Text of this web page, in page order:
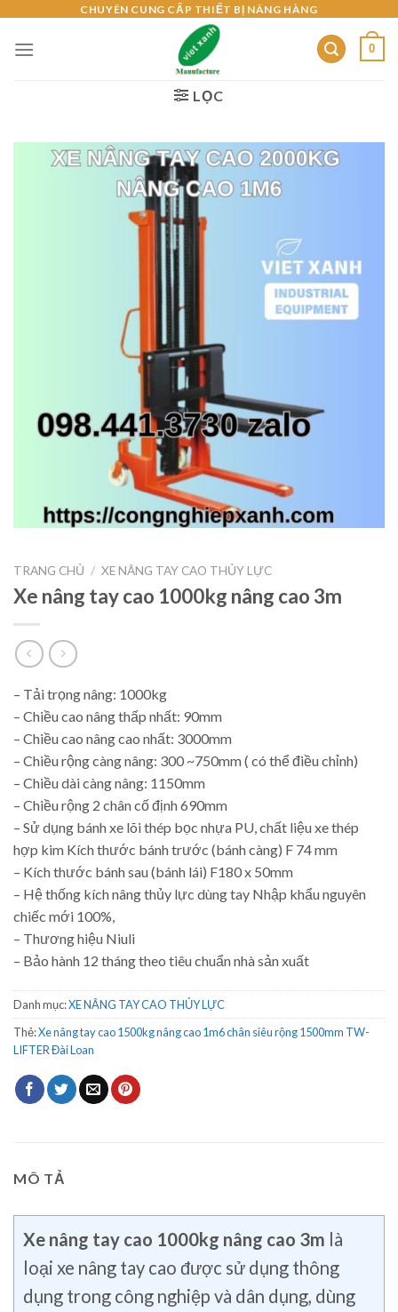
content
CHUYÊN CUNG CẤP THIẾT BỊ NÂNG HÀNG
0
LỌC
TRANG CHỦ / XE NÂNG TAY CAO THỦY LỰC
Xe nâng tay cao 1000kg nâng cao 3m
– Tải trọng nâng: 1000kg
– Chiều cao nâng thấp nhất: 90mm
– Chiều cao nâng cao nhất: 3000mm
– Chiều rộng càng nâng: 300 ~750mm ( có thể điều chỉnh)
– Chiều dài càng nâng: 1150mm
– Chiều rộng 2 chân cố định 690mm
– Sử dụng bánh xe lõi thép bọc nhựa PU, chất liệu xe thép
hợp kim Kích thước bánh trước (bánh càng) F 74 mm
– Kích thước bánh sau (bánh lái) F180 x 50mm
– Hệ thống kích nâng thủy lực dùng tay Nhập khẩu nguyên
chiếc mới 100%,
– Thương hiệu Niuli
– Bảo hành 12 tháng theo tiêu chuẩn nhà sản xuất
Danh mục:XE NÂNG TAY CAO THỦY LỰC
Thẻ:Xe nâng tay cao 1500kg nâng cao 1m6 chân siêu rộng 1500mm TW-
LIFTER Đài Loan
MÔ TẢ
Xe nâng tay cao 1000kg nâng cao 3m là
loại xe nâng tay cao được sử dụng thông
dụng trong công nghiệp và dân dụng, dùng